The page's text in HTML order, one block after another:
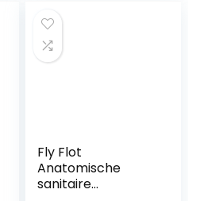
Fly Flot
Anatomische
sanitaire